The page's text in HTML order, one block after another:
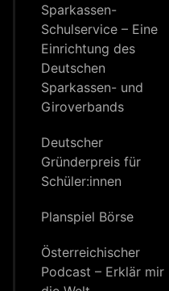
Sparkassen-
Schulservice – Eine
Einrichtung des
Deutschen
Sparkassen- und
Giroverbands
Deutscher
Gründerpreis für
Schüler:innen
Planspiel Börse
Österreichischer
Podcast – Erklär mir